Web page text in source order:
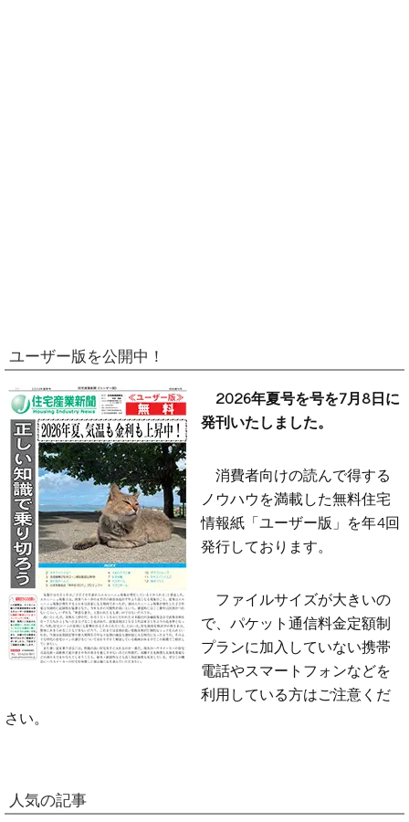
ユーザー版を公開中！
2026年夏号を号を7月8日に
発刊いたしました。
消費者向けの読んで得する
ノウハウを満載した無料住宅
情報紙「ユーザー版」を年4回
発行しております。
ファイルサイズが大きいの
で、パケット通信料金定額制
プランに加入していない携帯
電話やスマートフォンなどを
利用している方はご注意くだ
さい。
人気の記事